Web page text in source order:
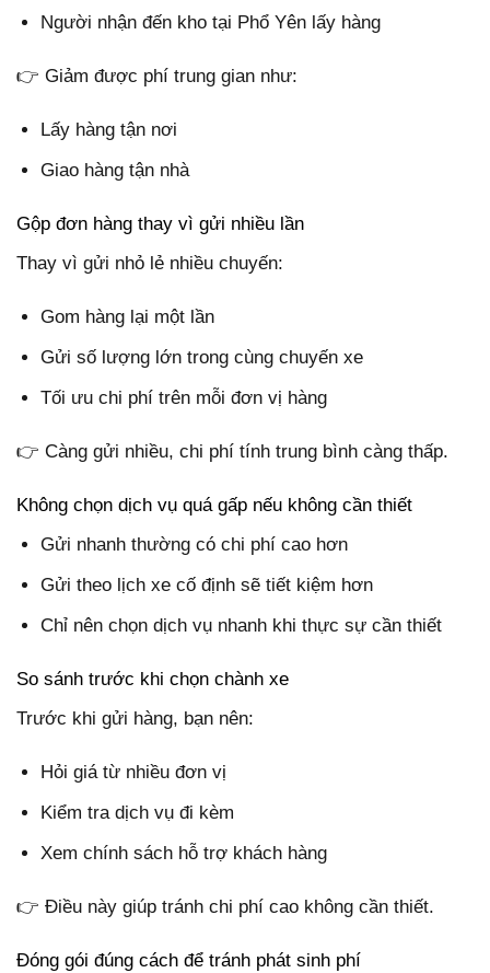
Người nhận đến kho tại Phổ Yên lấy hàng
👉 Giảm được phí trung gian như:
Lấy hàng tận nơi
Giao hàng tận nhà
Gộp đơn hàng thay vì gửi nhiều lần
Thay vì gửi nhỏ lẻ nhiều chuyến:
Gom hàng lại một lần
Gửi số lượng lớn trong cùng chuyến xe
Tối ưu chi phí trên mỗi đơn vị hàng
👉 Càng gửi nhiều, chi phí tính trung bình càng thấp.
Không chọn dịch vụ quá gấp nếu không cần thiết
Gửi nhanh thường có chi phí cao hơn
Gửi theo lịch xe cố định sẽ tiết kiệm hơn
Chỉ nên chọn dịch vụ nhanh khi thực sự cần thiết
So sánh trước khi chọn chành xe
Trước khi gửi hàng, bạn nên:
Hỏi giá từ nhiều đơn vị
Kiểm tra dịch vụ đi kèm
Xem chính sách hỗ trợ khách hàng
👉 Điều này giúp tránh chi phí cao không cần thiết.
Đóng gói đúng cách để tránh phát sinh phí